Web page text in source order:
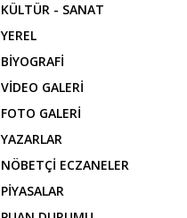
KÜLTÜR - SANAT
YEREL
BİYOGRAFİ
VİDEO GALERİ
FOTO GALERİ
YAZARLAR
NÖBETÇİ ECZANELER
PİYASALAR